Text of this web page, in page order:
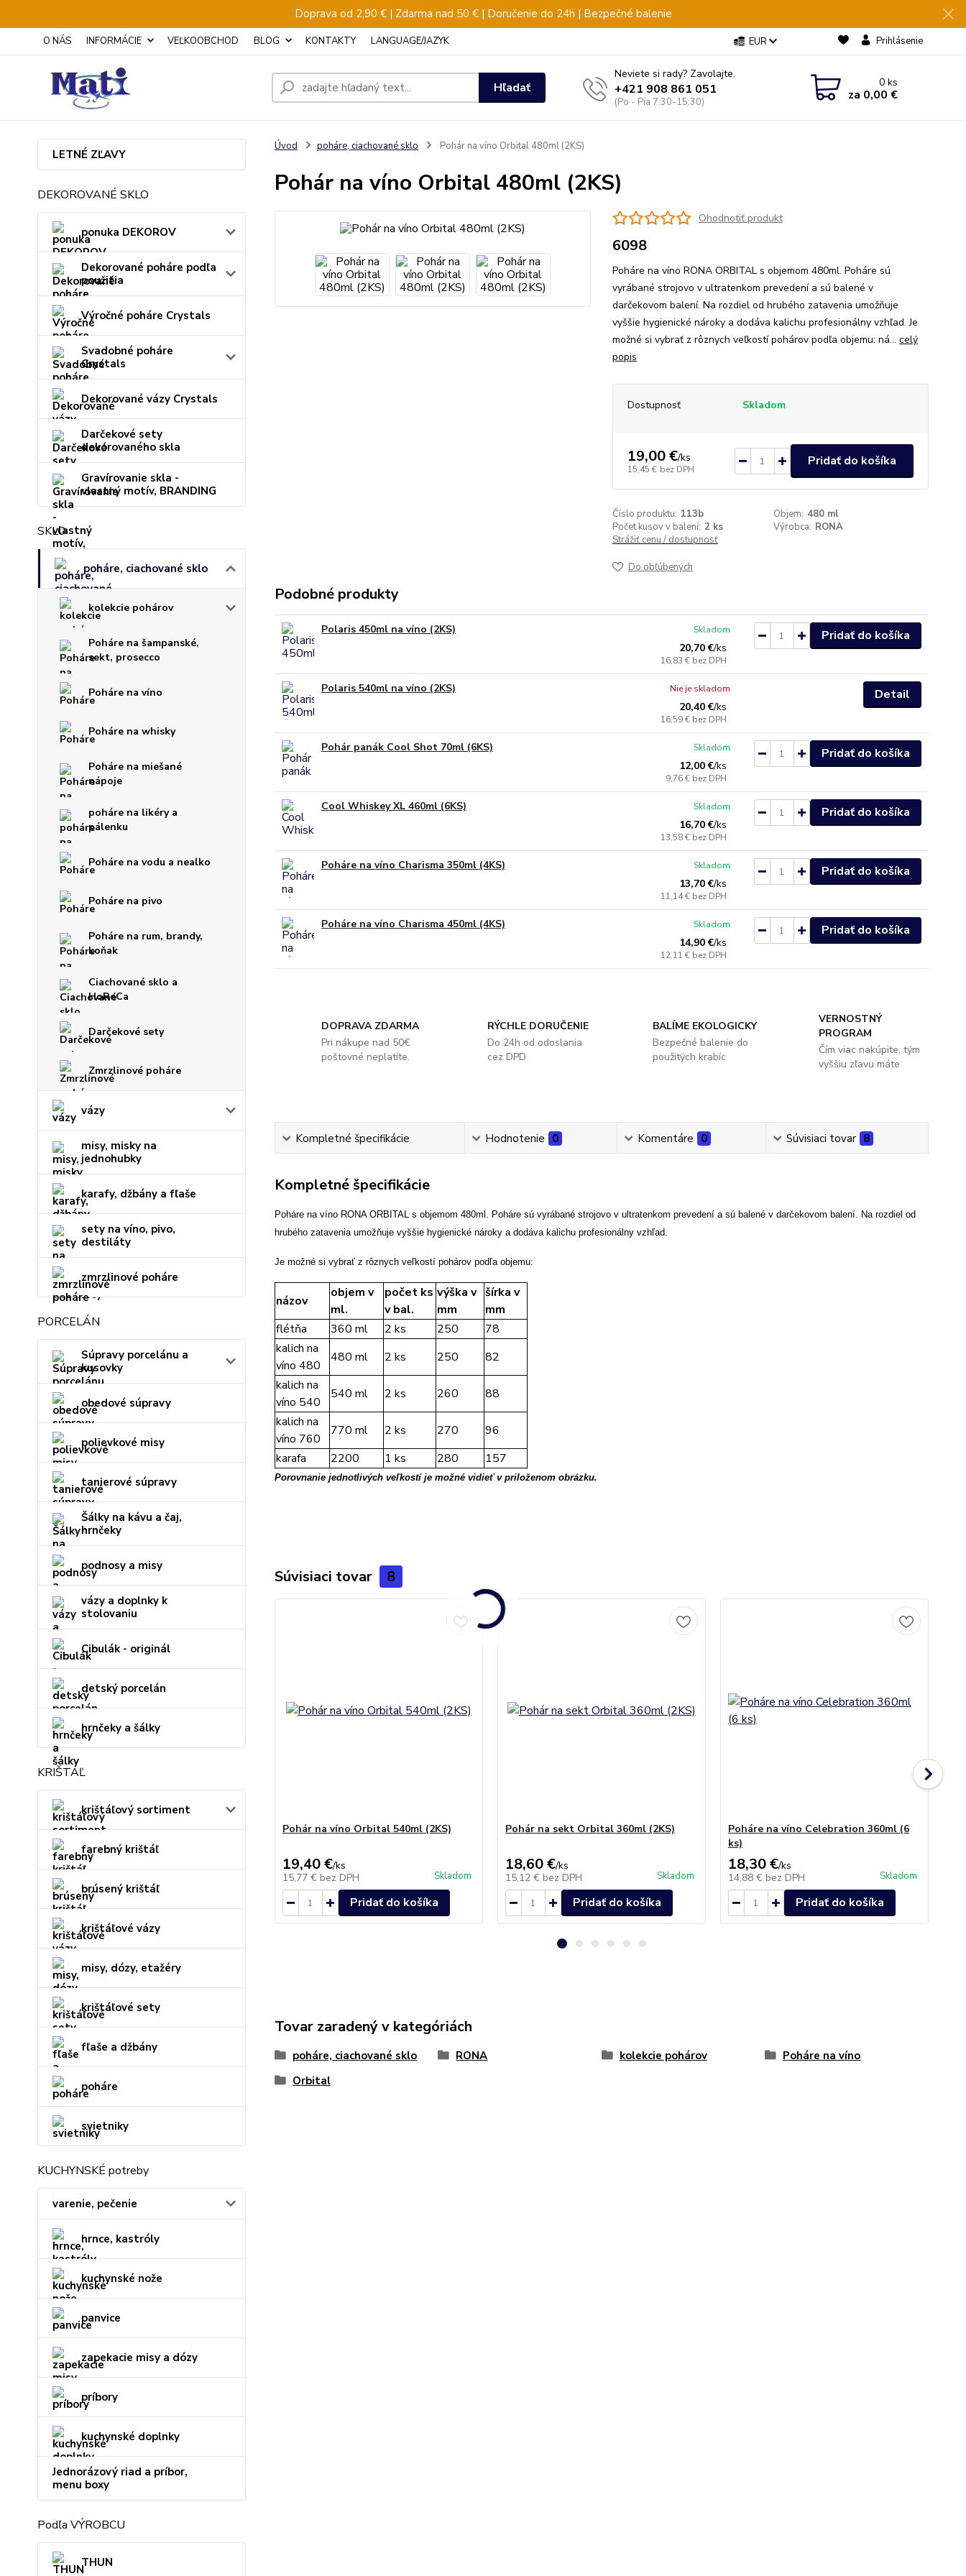
Doprava od 2,90 € | Zdarma nad 50 € | Doručenie do 24h | Bezpečné balenie
O NÁS INFORMÁCIE VEĽKOOBCHOD BLOG KONTAKTY LANGUAGE/JAZYK EUR Prihlásenie
Hľadať
Neviete si rady? Zavolajte.
+421 908 861 051
(Po - Pia 7:30-15:30)
0ks
za 0,00 €
LETNÉ ZĽAVY
DEKOROVANÉ SKLO
ponuka DEKOROV
Dekorované poháre podľa
použitia
Výročné poháre Crystals
Svadobné poháre
Crystals
Dekorované vázy Crystals
Darčekové sety
dekorovaného skla
Gravírovanie skla -
vlastný motív, BRANDING
SKLO
poháre, ciachované sklo
kolekcie pohárov
Poháre na šampanské,
sekt, prosecco
Poháre na víno
Poháre na whisky
Poháre na miešané
nápoje
poháre na likéry a
pálenku
Poháre na vodu a nealko
Poháre na pivo
Poháre na rum, brandy,
koňak
Ciachované sklo a
HoReCa
Darčekové sety
Zmrzlinové poháre
vázy
misy, misky na
jednohubky
karafy, džbány a fľaše
sety na víno, pivo,
destiláty
zmrzlinové poháre
PORCELÁN
Súpravy porcelánu a
kusovky
obedové súpravy
polievkové misy
tanierové súpravy
Šálky na kávu a čaj,
hrnčeky
podnosy a misy
vázy a doplnky k
stolovaniu
Cibulák - originál
detský porcelán
hrnčeky a šálky
KRIŠTÁĽ
krištáľový sortiment
farebný krištáľ
brúsený krištáľ
krištáľové vázy
misy, dózy, etažéry
krištáľové sety
fľaše a džbány
poháre
svietniky
KUCHYNSKÉ potreby
varenie, pečenie
hrnce, kastróly
kuchynské nože
panvice
zapekacie misy a dózy
príbory
kuchynské doplnky
Jednorázový riad a príbor,
menu boxy
Podľa VÝROBCU
THUN
Úvod poháre, ciachované sklo Pohár na víno Orbital 480ml (2KS)
Pohár na víno Orbital 480ml (2KS)
Ohodnotiť produkt
6098
Poháre na víno RONA ORBITAL s objemom 480ml. Poháre sú
vyrábané strojovo v ultratenkom prevedení a sú balené v
darčekovom balení. Na rozdiel od hrubého zatavenia umožňuje
vyššie hygienické nároky a dodáva kalichu profesionálny vzhľad. Je
možné si vybrať z rôznych veľkostí pohárov podľa objemu: ná... celý
popis
Dostupnosť Skladom
19,00 €/ks
15,45 € bez DPH
Pridať do košíka
Číslo produktu: 113b Objem: 480 ml
Počet kusov v balení: 2 ks Výrobca: RONA
Strážiť cenu / dostupnosť
Do obľúbených
Podobné produkty
Polaris 450ml na víno (2KS)
20,70 €/ks
16,83 € bez DPH
Skladom Pridať do košíka
Polaris 540ml na víno (2KS)
20,40 €/ks
16,59 € bez DPH
Nie je skladom Detail
Pohár panák Cool Shot 70ml (6KS)
12,00 €/ks
9,76 € bez DPH
Skladom Pridať do košíka
Cool Whiskey XL 460ml (6KS)
16,70 €/ks
13,58 € bez DPH
Skladom Pridať do košíka
Poháre na víno Charisma 350ml (4KS)
13,70 €/ks
11,14 € bez DPH
Skladom Pridať do košíka
Poháre na víno Charisma 450ml (4KS)
14,90 €/ks
12,11 € bez DPH
Skladom Pridať do košíka
DOPRAVA ZDARMA
Pri nákupe nad 50€
poštovné neplatíte.
RÝCHLE DORUČENIE
Do 24h od odoslania
cez DPD
BALÍME EKOLOGICKY
Bezpečné balenie do
použitých krabíc
VERNOSTNÝ
PROGRAM
Čím viac nakúpite, tým
vyššiu zľavu máte
Kompletné špecifikácie Hodnotenie 0 Komentáre 0 Súvisiaci tovar 8
Kompletné špecifikácie
Poháre na víno RONA ORBITAL s objemom 480ml. Poháre sú vyrábané strojovo v ultratenkom prevedení a sú balené v darčekovom balení. Na rozdiel od
hrubého zatavenia umožňuje vyššie hygienické nároky a dodáva kalichu profesionálny vzhľad.
Je možné si vybrať z rôznych veľkostí pohárov podľa objemu:
názov
objem v
ml.
počet ks
v bal.
výška v
mm
šírka v
mm
flétňa
360 ml 2 ks 250
78
kalich na
víno 480
480 ml 2 ks 250
82
kalich na
víno 540
540 ml 2 ks 260
88
kalich na
víno 760
770 ml 2 ks 270
96
karafa
2200 1 ks 280 157
Porovnanie jednotlivých veľkostí je možné vidieť v priloženom obrázku.
Súvisiaci tovar 8
Pohár na víno Orbital 540ml (2KS)
19,40 €/ks
15,77 € bez DPH Skladom
Pridať do košíka
Pohár na sekt Orbital 360ml (2KS)
18,60 €/ks
15,12 € bez DPH Skladom
Pridať do košíka
Poháre na víno Celebration 360ml (6
ks)
18,30 €/ks
14,88 € bez DPH Skladom
Pridať do košíka
Tovar zaradený v kategóriách
poháre, ciachované sklo RONA kolekcie pohárov
Poháre na víno
Orbital